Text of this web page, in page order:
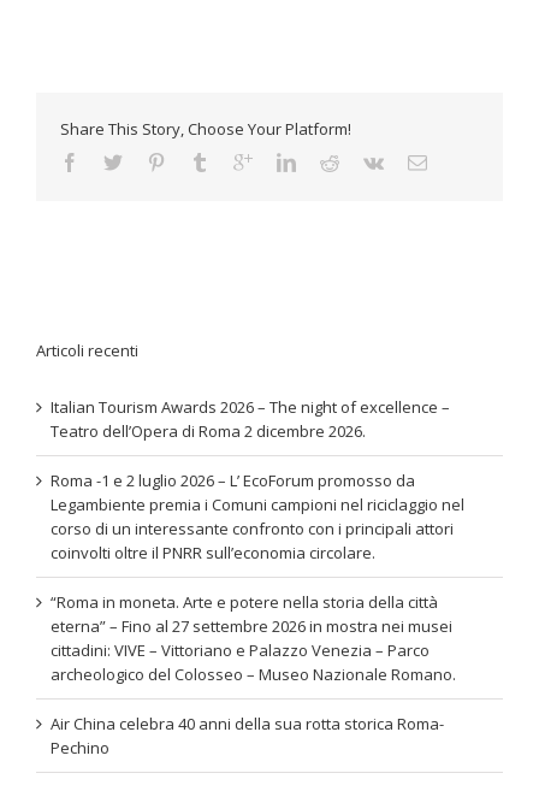
Share This Story, Choose Your Platform!
Articoli recenti
Italian Tourism Awards 2026 – The night of excellence –
Teatro dell’Opera di Roma 2 dicembre 2026.
Roma -1 e 2 luglio 2026 – L’ EcoForum promosso da
Legambiente premia i Comuni campioni nel riciclaggio nel
corso di un interessante confronto con i principali attori
coinvolti oltre il PNRR sull’economia circolare.
“Roma in moneta. Arte e potere nella storia della città
eterna” – Fino al 27 settembre 2026 in mostra nei musei
cittadini: VIVE – Vittoriano e Palazzo Venezia – Parco
archeologico del Colosseo – Museo Nazionale Romano.
Air China celebra 40 anni della sua rotta storica Roma-
Pechino